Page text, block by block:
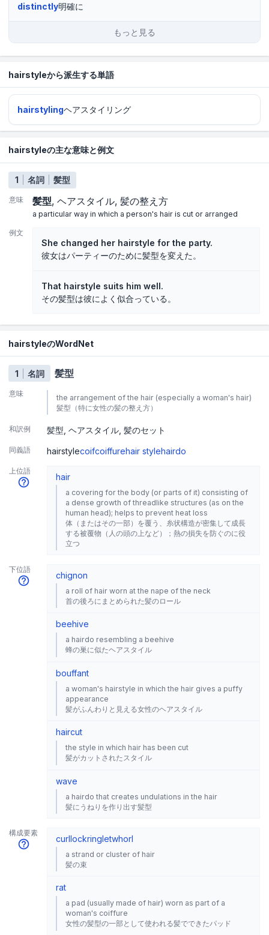
distinctly明確に
もっと見る
hairstyleから派生する単語
hairstylingヘアスタイリング
hairstyleの主な意味と例文
1 名詞 髪型
意味 髪型 ヘアスタイル 髪の整え方
a particular way in which a person's hair is cut or arranged
例文
She changed her hairstyle for the party.
彼女はパーティーのために髪型を変えた。
That hairstyle suits him well.
その髪型は彼によく似合っている。
hairstyleのWordNet
1 名詞 髪型
意味
the arrangement of the hair (especially a woman's hair)
髪型（特に女性の髪の整え方）
和訳例 髪型 ヘアスタイル 髪のセット
同義語 hairstylecoifcoiffurehair stylehairdo
上位語
hair
a covering for the body (or parts of it) consisting of
a dense growth of threadlike structures (as on the
human head); helps to prevent heat loss
体（またはその一部）を覆う、糸状構造が密集して成長
する被覆物（人の頭の上など）；熱の損失を防ぐのに役
立つ
下位語
chignon
a roll of hair worn at the nape of the neck
首の後ろにまとめられた髪のロール
beehive
a hairdo resembling a beehive
蜂の巣に似たヘアスタイル
bouffant
a woman's hairstyle in which the hair gives a puffy
appearance
髪がふんわりと見える女性のヘアスタイル
haircut
the style in which hair has been cut
髪がカットされたスタイル
wave
a hairdo that creates undulations in the hair
髪にうねりを作り出す髪型
構成要素
curllockringletwhorl
a strand or cluster of hair
髪の束
rat
a pad (usually made of hair) worn as part of a
woman's coiffure
女性の髪型の一部として使われる髪でできたパッド